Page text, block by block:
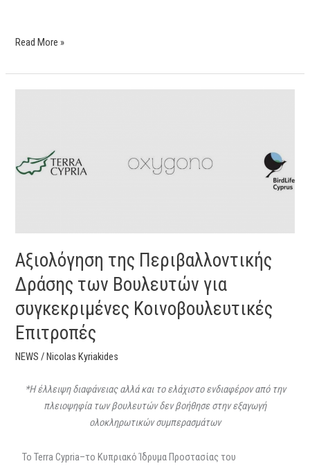
Read More »
Αξιολόγηση της Περιβαλλοντικής
Δράσης των Βουλευτών για
συγκεκριμένες Κοινοβουλευτικές
Επιτροπές
NEWS /Nicolas Kyriakides
*Η έλλειψη διαφάνειας αλλά και το ελάχιστο ενδιαφέρον από την
πλειοψηφία των βουλευτών δεν βοήθησε στην εξαγωγή
ολοκληρωτικών συμπερασμάτων
Το Terra Cypria–το Κυπριακό Ίδρυμα Προστασίας του
των